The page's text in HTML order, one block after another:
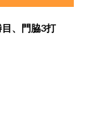
、門脇3打